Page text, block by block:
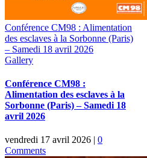
Conférence CM98 : Alimentation
des esclaves à la Sorbonne (Paris)
– Samedi 18 avril 2026
Gallery
Conférence CM98 :
Alimentation des esclaves à la
Sorbonne (Paris) – Samedi 18
avril 2026
vendredi 17 avril 2026 | 0
Comments